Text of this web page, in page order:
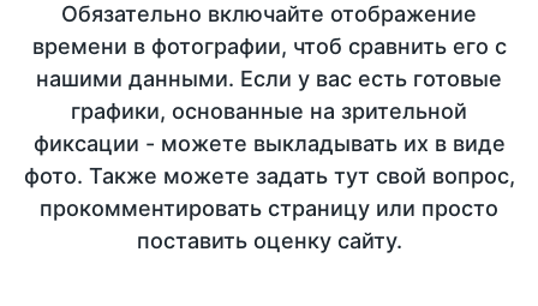
Обязательно включайте отображение
времени в фотографии, чтоб сравнить его с
нашими данными. Если у вас есть готовые
графики, основанные на зрительной
фиксации - можете выкладывать их в виде
фото. Также можете задать тут свой вопрос,
прокомментировать страницу или просто
поставить оценку сайту.